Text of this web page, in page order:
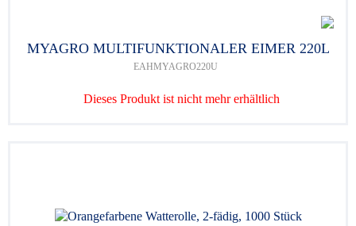
MYAGRO MULTIFUNKTIONALER EIMER 220L
EAHMYAGRO220U
Dieses Produkt ist nicht mehr erhältlich